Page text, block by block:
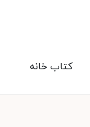
کتاب خانه